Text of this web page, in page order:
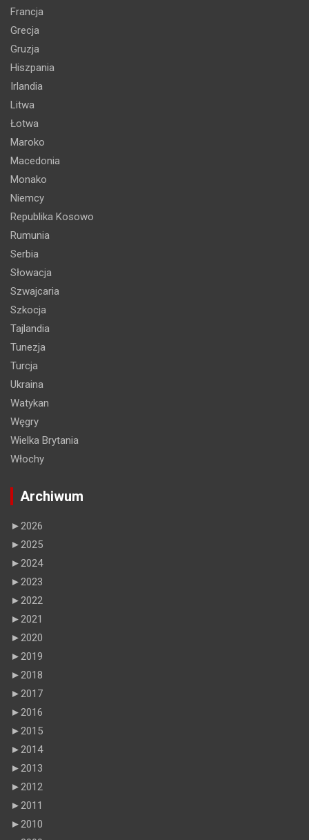
Francja
Grecja
Gruzja
Hiszpania
Irlandia
Litwa
Łotwa
Maroko
Macedonia
Monako
Niemcy
Republika Kosowo
Rumunia
Serbia
Słowacja
Szwajcaria
Szkocja
Tajlandia
Tunezja
Turcja
Ukraina
Watykan
Węgry
Wielka Brytania
Włochy
Archiwum
►2026
►2025
►2024
►2023
►2022
►2021
►2020
►2019
►2018
►2017
►2016
►2015
►2014
►2013
►2012
►2011
►2010